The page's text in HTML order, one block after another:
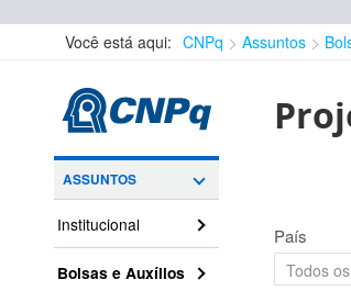
Você está aqui: CNPq Assuntos
ASSUNTOS
Institucional
Bolsas e Auxílios
País